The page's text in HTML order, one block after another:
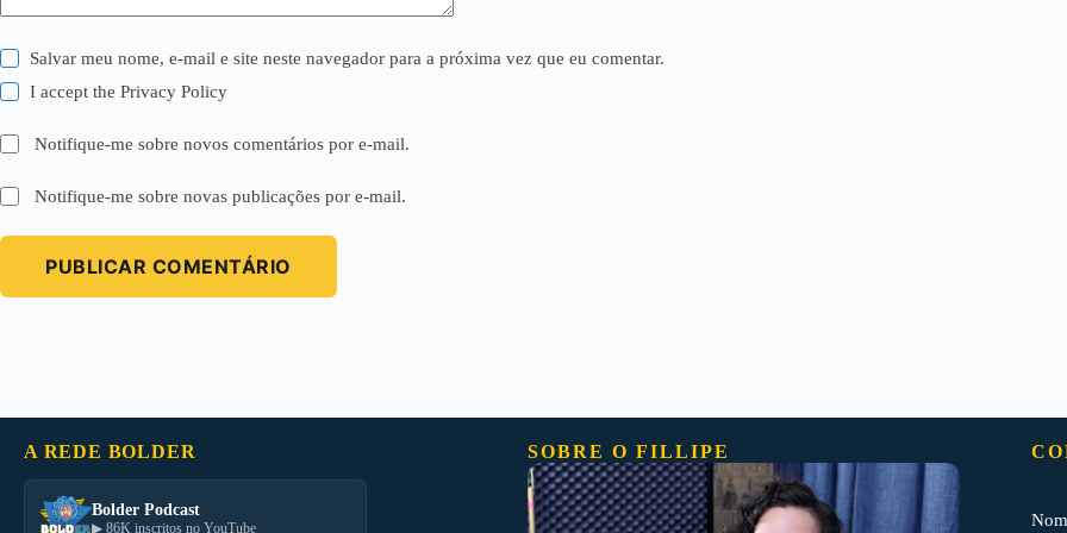
Salvar meu nome, e-mail e site neste navegador para a próxima vez que eu comentar.
I accept thePrivacy Policy
Notifique-me sobre novos comentários por e-mail.
Notifique-me sobre novas publicações por e-mail.
PUBLICAR COMENTÁRIO
A REDE BOLDER
Bolder Podcast
▶ 86K inscritos no YouTube
SOBRE O FILLIPE